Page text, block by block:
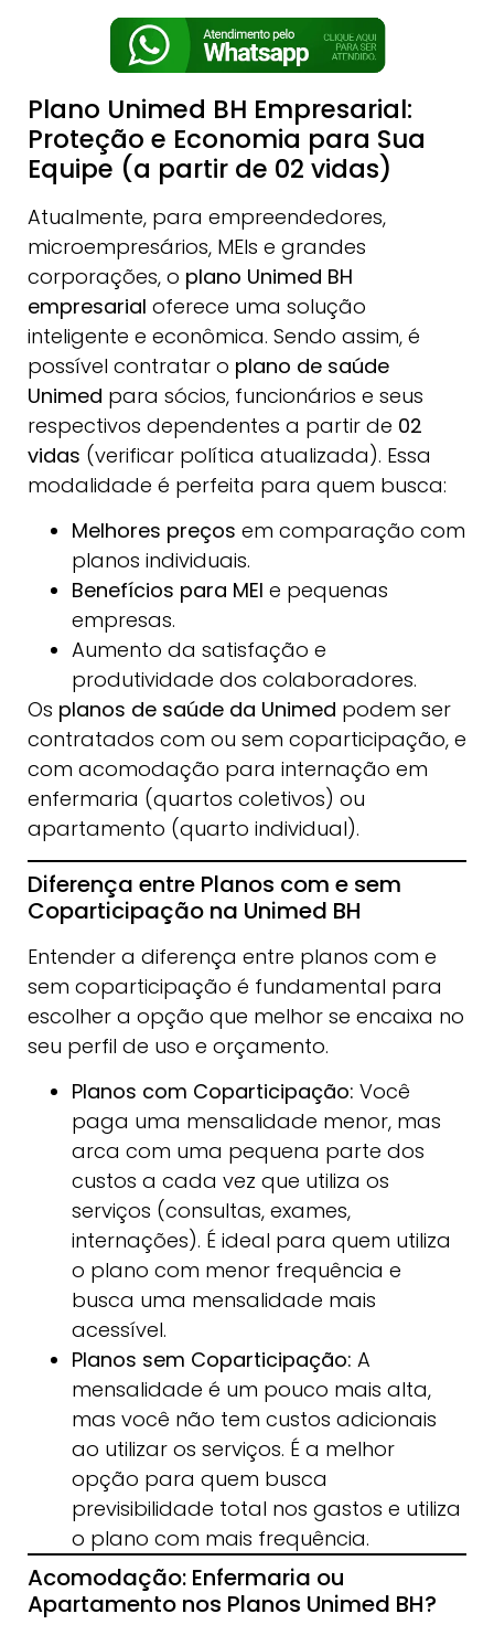
Plano Unimed BH Empresarial:
Proteção e Economia para Sua
Equipe (a partir de 02 vidas)
Atualmente, para empreendedores,
microempresários, MEIs e grandes
corporações, o plano Unimed BH
empresarial oferece uma solução
inteligente e econômica. Sendo assim, é
possível contratar o plano de saúde
Unimed para sócios, funcionários e seus
respectivos dependentes a partir de 02
vidas (verificar política atualizada). Essa
modalidade é perfeita para quem busca:
Melhores preços em comparação com
planos individuais.
Benefícios para MEI e pequenas
empresas.
Aumento da satisfação e
produtividade dos colaboradores.
Os planos de saúde da Unimed podem ser
contratados com ou sem coparticipação, e
com acomodação para internação em
enfermaria (quartos coletivos) ou
apartamento (quarto individual).
Diferença entre Planos com e sem
Coparticipação na Unimed BH
Entender a diferença entre planos com e
sem coparticipação é fundamental para
escolher a opção que melhor se encaixa no
seu perfil de uso e orçamento.
Planos com Coparticipação: Você
paga uma mensalidade menor, mas
arca com uma pequena parte dos
custos a cada vez que utiliza os
serviços (consultas, exames,
internações). É ideal para quem utiliza
o plano com menor frequência e
busca uma mensalidade mais
acessível.
Planos sem Coparticipação: A
mensalidade é um pouco mais alta,
mas você não tem custos adicionais
ao utilizar os serviços. É a melhor
opção para quem busca
previsibilidade total nos gastos e utiliza
o plano com mais frequência.
Acomodação: Enfermaria ou
Apartamento nos Planos Unimed BH?